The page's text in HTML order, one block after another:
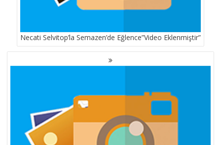
Necati Selvitop’la Semazen’de Eğlence”Video Eklenmiştir”